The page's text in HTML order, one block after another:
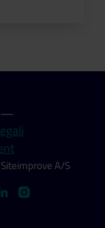
—
A/S
Siteimprove
Siteimprove